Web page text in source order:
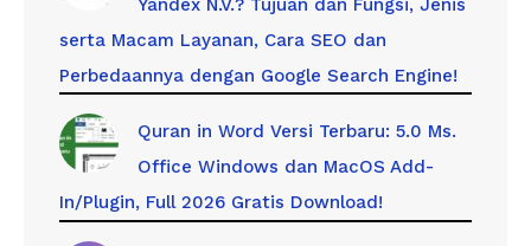
Yandex N.V.? Tujuan dan Fungsi, Jenis
serta Macam Layanan, Cara SEO dan
Perbedaannya dengan Google Search Engine!
Quran in Word Versi Terbaru: 5.0 Ms.
Office Windows dan MacOS Add-
In/Plugin, Full 2026 Gratis Download!